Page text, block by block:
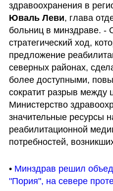
Юваль Леви, глава
больниц в минздраве. -
стратегический ход,
предложение
северных районах,
более доступными,
сократит разрыв между
Министерство
значительные ресурсы
реабилитационной
потребностей,
• Минздрав решил
"Пория", на севере